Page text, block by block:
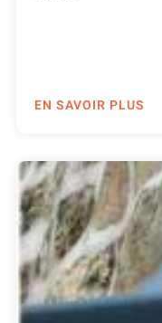
EN SAVOIR PLUS